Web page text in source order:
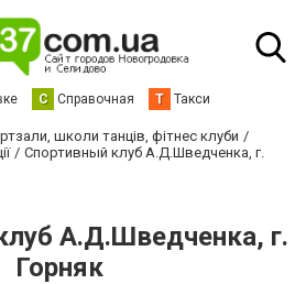
С Справочная Т Такси
школи танців, фітнес клуби
Спортивный клуб А.Д.Шведченка, г.
А.Д.Шведченка, г.
Горняк